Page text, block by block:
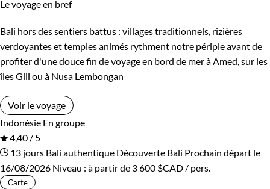
Le voyage en bref
Bali hors des sentiers battus : villages traditionnels, rizières
verdoyantes et temples animés rythment notre périple avant de
profiter d'une douce fin de voyage en bord de mer à Amed, sur les
îles Gili ou à Nusa Lembongan
Voir le voyage
Indonésie En groupe
4,40 / 5
13 jours Bali authentique Découverte Bali Prochain départ le
16/08/2026 Niveau : à partir de 3 600 $CAD / pers.
Carte